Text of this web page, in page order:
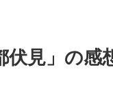
伏見」の